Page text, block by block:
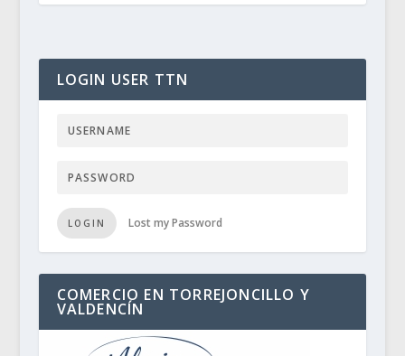
LOGIN USER TTN
LOGIN Lost my Password
COMERCIO EN TORREJONCILLO Y
VALDENCÍN